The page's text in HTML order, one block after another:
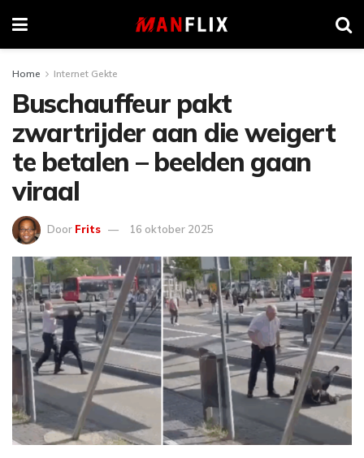
Home Internet Gekte
Buschauffeur pakt
zwartrijder aan die weigert
te betalen – beelden gaan
viraal
Door Frits 16 oktober 2025